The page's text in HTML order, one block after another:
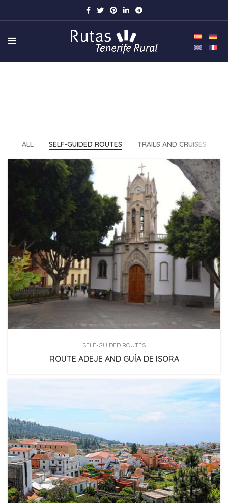
ALL SELF-GUIDED ROUTES TRAILS AND CRUISES
SELF-GUIDED ROUTES
ROUTE ADEJE AND GUÍA DE ISORA